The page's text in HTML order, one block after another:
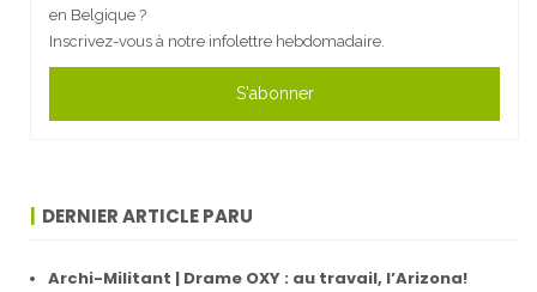
en Belgique ?
Inscrivez-vous à notre infolettre hebdomadaire.
S'abonner
DERNIER ARTICLE PARU
Archi-Militant | Drame OXY : au travail, l’Arizona!